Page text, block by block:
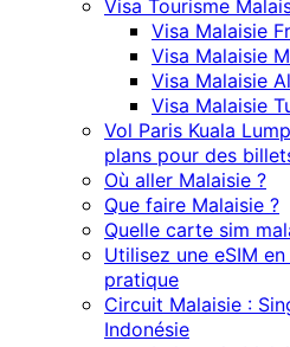
Visa Tourisme
Visa Malaisie
Visa Malaisie
Visa Malaisie
Visa Malaisie
Vol Paris Kuala
plans pour des
Où aller Malaisie ?
Que faire Malaisie ?
Quelle carte sim
Utilisez une eSIM
pratique
Circuit Malaisie :
Indonésie